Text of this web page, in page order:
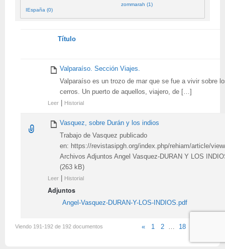
IEspaña (0)
zommarah (1)
Título
Valparaíso. Sección Viajes.
Valparaíso es un trozo de mar que se fue a vivir sobre
cerros. Un puerto de aquellos, viajero, de […]
Leer Historial
Vasquez, sobre Durán y los indios
Trabajo de Vasquez publicado
en: https://revistasipgh.org/index.php/rehiam/article/
Archivos Adjuntos Angel Vasquez-DURAN Y LOS
(263 kB)
Leer Historial
Adjuntos
Angel-Vasquez-DURAN-Y-LOS-INDIOS.pdf
Viendo 191-192 de 192 documentos « 1 2 … 18